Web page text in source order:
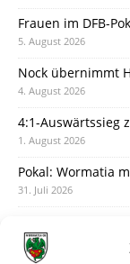
Frauen im DFB-
5. August 2026
Nock übernimmt
4. August 2026
4:1-Auswärtssieg
1. August 2026
Pokal: Wormatia
31. Juli 2026
30. Juli 2026